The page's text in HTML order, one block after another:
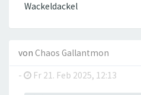
Wackeldackel
von Chaos Gallantmon
-
Fr 21. Feb 2025, 12:13